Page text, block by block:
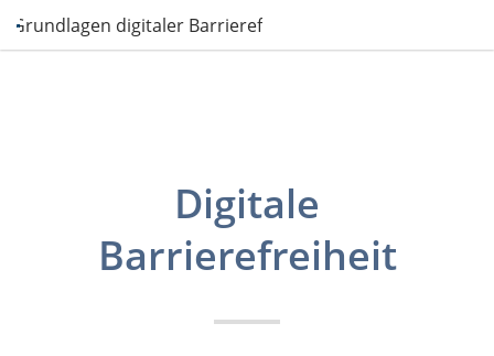
Grundlagen digitaler Barrierefreiheit
Digitale
Barrierefreiheit